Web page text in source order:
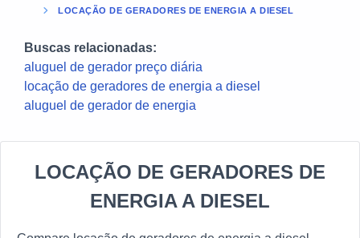
LOCAÇÃO DE GERADORES DE ENERGIA A DIESEL
Buscas relacionadas:
aluguel de gerador preço diária
locação de geradores de energia a diesel
aluguel de gerador de energia
LOCAÇÃO DE GERADORES DE
ENERGIA A DIESEL